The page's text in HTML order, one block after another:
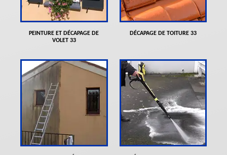
PEINTURE ET DÉCAPAGE DE
VOLET 33
DÉCAPAGE DE TOITURE 33